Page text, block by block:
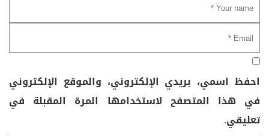
احفظ اسمي، بريدي الإلكتروني، والموقع الإلكتروني
في هذا المتصفح لاستخدامها المرة المقبلة في
تعليقي.